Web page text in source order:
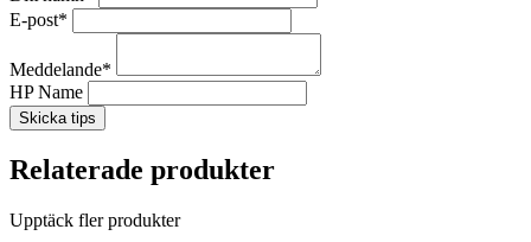
E-post*
Meddelande*
HP Name
Skicka tips
Relaterade produkter
Upptäck fler produkter